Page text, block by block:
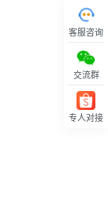
客服咨询
交流群
专人对接